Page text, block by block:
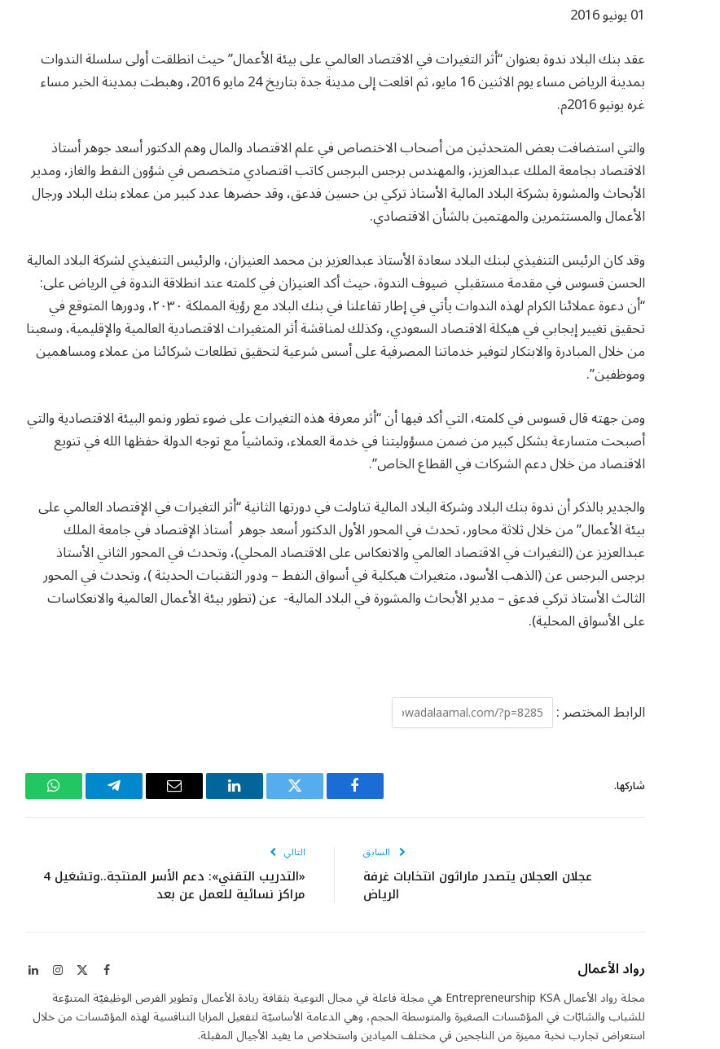
01 يونيو 2016
عقد بنك البلاد ندوة بعنوان “أثر التغيرات في الاقتصاد العالمي على بيئة الأعمال” حيث انطلقت أولى سلسلة الندوات
بمدينة الرياض مساء يوم الاثنين 16 مايو، ثم اقلعت إلى مدينة جدة بتاريخ 24 مايو 2016، وهبطت بمدينة الخبر مساء
غره يونيو 2016م.
والتي استضافت بعض المتحدثين من أصحاب الاختصاص في علم الاقتصاد والمال وهم الدكتور أسعد جوهر أستاذ
الاقتصاد بجامعة الملك عبدالعزيز، والمهندس برجس البرجس كاتب اقتصادي متخصص في شؤون النفط والغاز، ومدير
الأبحاث والمشورة بشركة البلاد المالية الأستاذ تركي بن حسين فدعق، وقد حضرها عدد كبير من عملاء بنك البلاد ورجال
الأعمال والمستثمرين والمهتمين بالشأن الاقتصادي.
وقد كان الرئيس التنفيذي لبنك البلاد سعادة الأستاذ عبدالعزيز بن محمد العنيزان، والرئيس التنفيذي لشركة البلاد المالية
الحسن قسوس في مقدمة مستقبلي ضيوف الندوة، حيث أكد العنيزان في كلمته عند انطلاقة الندوة في الرياض على:
“أن دعوة عملائنا الكرام لهذه الندوات يأتي في إطار تفاعلنا في بنك البلاد مع رؤية المملكة ٢٠٣٠، ودورها المتوقع في
تحقيق تغيير إيجابي في هيكلة الاقتصاد السعودي، وكذلك لمناقشة أثر المتغيرات الاقتصادية العالمية والإقليمية، وسعينا
من خلال المبادرة والابتكار لتوفير خدماتنا المصرفية على أسس شرعية لتحقيق تطلعات شركائنا من عملاء ومساهمين
وموظفين”.
ومن جهته قال قسوس في كلمته، التي أكد فيها أن “أثر معرفة هذه التغيرات على ضوء تطور ونمو البيئة الاقتصادية والتي
أصبحت متسارعة بشكل كبير من ضمن مسؤوليتنا في خدمة العملاء، وتماشياً مع توجه الدولة حفظها الله في تنويع
الاقتصاد من خلال دعم الشركات في القطاع الخاص”.
والجدير بالذكر أن ندوة بنك البلاد وشركة البلاد المالية تناولت في دورتها الثانية “أثر التغيرات في الإقتصاد العالمي على
بيئة الأعمال” من خلال ثلاثة محاور، تحدث في المحور الأول الدكتور أسعد جوهر أستاذ الإقتصاد في جامعة الملك
عبدالعزيز عن (التغيرات في الاقتصاد العالمي والانعكاس على الاقتصاد المحلي)، وتحدث في المحور الثاني الأستاذ
برجس البرجس عن (الذهب الأسود، متغيرات هيكلية في أسواق النفط – ودور التقنيات الحديثة )، وتحدث في المحور
الثالث الأستاذ تركي فدعق – مدير الأبحاث والمشورة في البلاد المالية- عن (تطور بيئة الأعمال العالمية والانعكاسات
على الأسواق المحلية).
الرابط المختصر :
شاركها.
فيسبوك تويتر لينكدإن
البريد
تيلقرام واتساب
السابق
عجلان العجلان يتصدر ماراثون انتخابات غرفة
الرياض
التالي
«التدريب التقني»: دعم الأسر المنتجة..وتشغيل 4
مراكز نسائية للعمل عن بعد
رواد الأعمال فيسبوك الانستغرام
لينكدإن
مجلة رواد الأعمال Entrepreneurship KSA هي مجلة فاعلة في مجال التوعية بثقافة ريادة الأعمال وتطوير الفرص الوظيفيّة المتنوّعة
للشباب والشابّات في المؤسّسات الصغيرة والمتوسطة الحجم، وهي الدعامة الأساسيّة لتفعيل المزايا التنافسية لهذه المؤسّسات من خلال
استعراض تجارب نخبة مميزة من الناجحين في مختلف الميادين واستخلاص ما يفيد الأجيال المقبلة.